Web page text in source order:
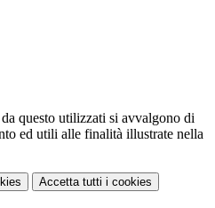
questo utilizzati si avvalgono di
ed utili alle finalità illustrate nella
Accetta tutti i cookies